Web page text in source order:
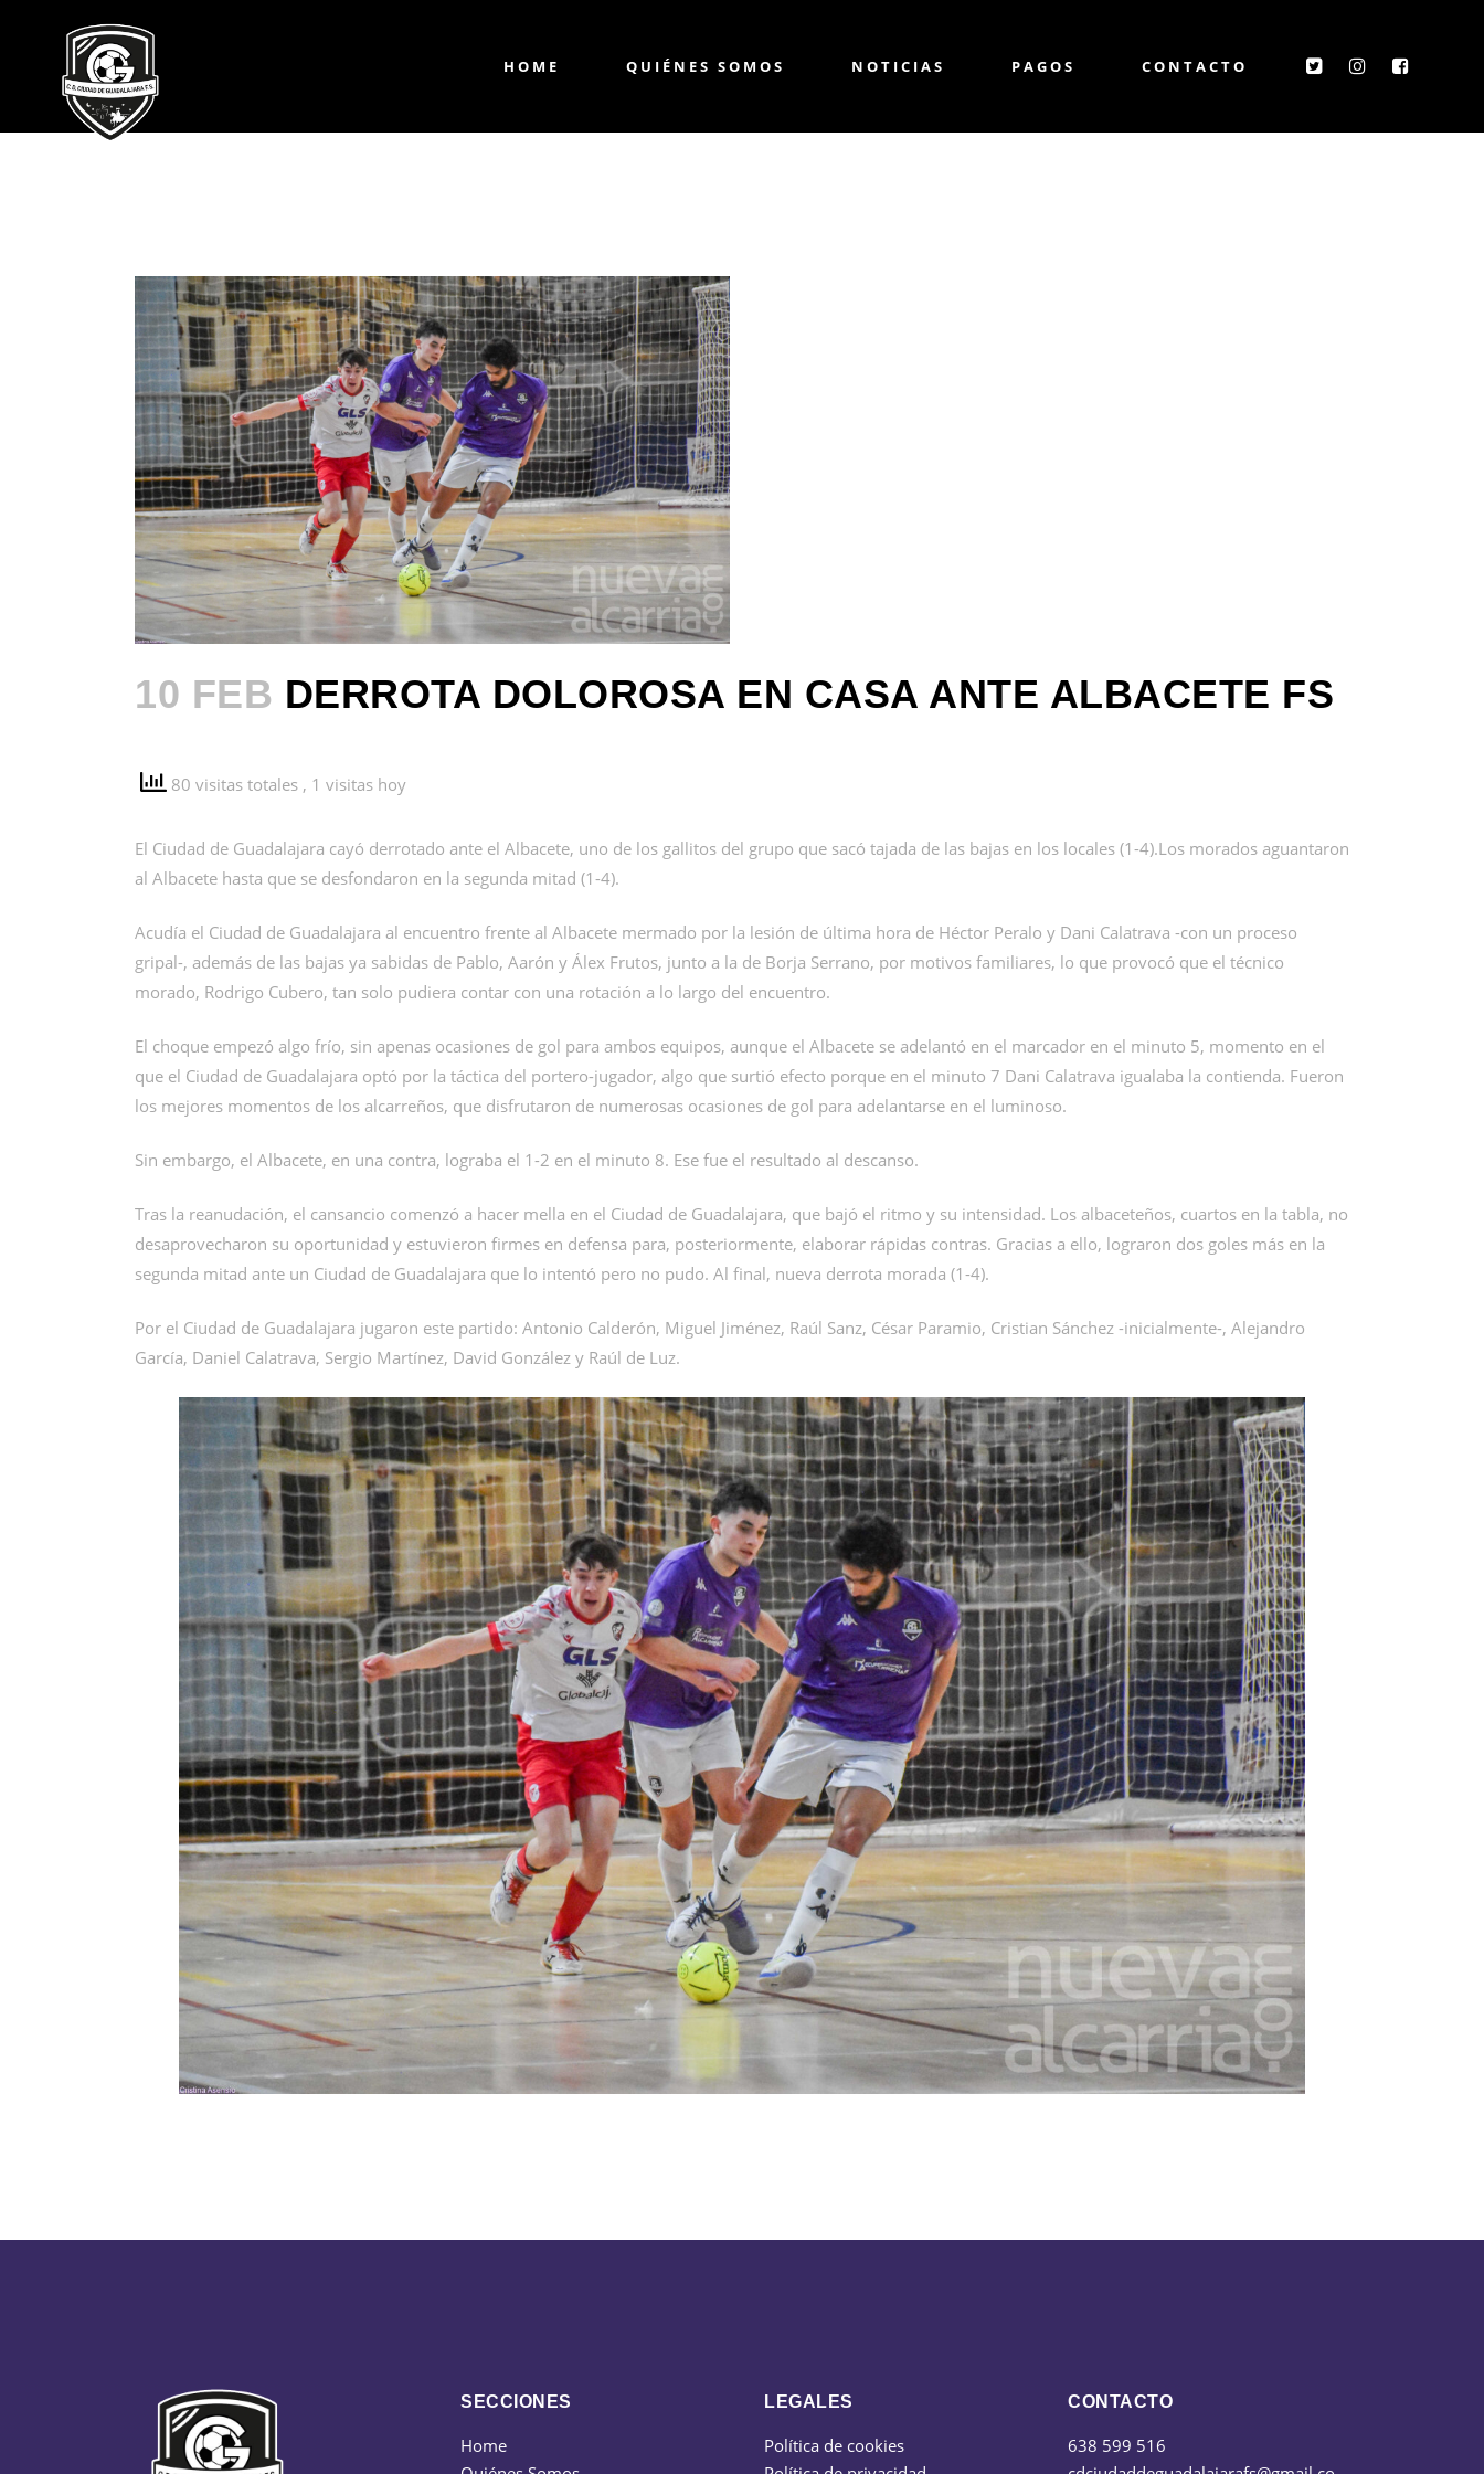
HOME QUIÉNES SOMOS NOTICIAS PAGOS CONTACTO
10 FEB DERROTA DOLOROSA EN CASA ANTE ALBACETE FS
80 visitas totales , 1 visitas hoy
El Ciudad de Guadalajara cayó derrotado ante el Albacete, uno de los gallitos del grupo que sacó tajada de las bajas en los locales (1-4).Los morados aguantaron
al Albacete hasta que se desfondaron en la segunda mitad (1-4).
Acudía el Ciudad de Guadalajara al encuentro frente al Albacete mermado por la lesión de última hora de Héctor Peralo y Dani Calatrava -con un proceso
gripal-, además de las bajas ya sabidas de Pablo, Aarón y Álex Frutos, junto a la de Borja Serrano, por motivos familiares, lo que provocó que el técnico
morado, Rodrigo Cubero, tan solo pudiera contar con una rotación a lo largo del encuentro.
El choque empezó algo frío, sin apenas ocasiones de gol para ambos equipos, aunque el Albacete se adelantó en el marcador en el minuto 5, momento en el
que el Ciudad de Guadalajara optó por la táctica del portero-jugador, algo que surtió efecto porque en el minuto 7 Dani Calatrava igualaba la contienda. Fueron
los mejores momentos de los alcarreños, que disfrutaron de numerosas ocasiones de gol para adelantarse en el luminoso.
Sin embargo, el Albacete, en una contra, lograba el 1-2 en el minuto 8. Ese fue el resultado al descanso.
Tras la reanudación, el cansancio comenzó a hacer mella en el Ciudad de Guadalajara, que bajó el ritmo y su intensidad. Los albaceteños, cuartos en la tabla, no
desaprovecharon su oportunidad y estuvieron firmes en defensa para, posteriormente, elaborar rápidas contras. Gracias a ello, lograron dos goles más en la
segunda mitad ante un Ciudad de Guadalajara que lo intentó pero no pudo. Al final, nueva derrota morada (1-4).
Por el Ciudad de Guadalajara jugaron este partido: Antonio Calderón, Miguel Jiménez, Raúl Sanz, César Paramio, Cristian Sánchez -inicialmente-, Alejandro
García, Daniel Calatrava, Sergio Martínez, David González y Raúl de Luz.
SECCIONES
Home
LEGALES
Política de cookies
CONTACTO
638 599 516